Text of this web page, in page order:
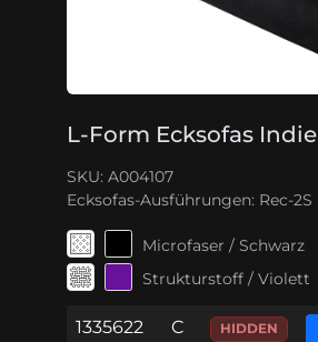
L-Form Ecksofas Indie
SKU: A004107
Ecksofas-Ausführungen: Rec-2S
Microfaser / Schwarz
Strukturstoff / Violett
1335622 C HIDDEN